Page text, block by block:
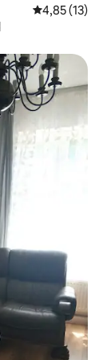
4,85 ud af 5
4,85 (13)